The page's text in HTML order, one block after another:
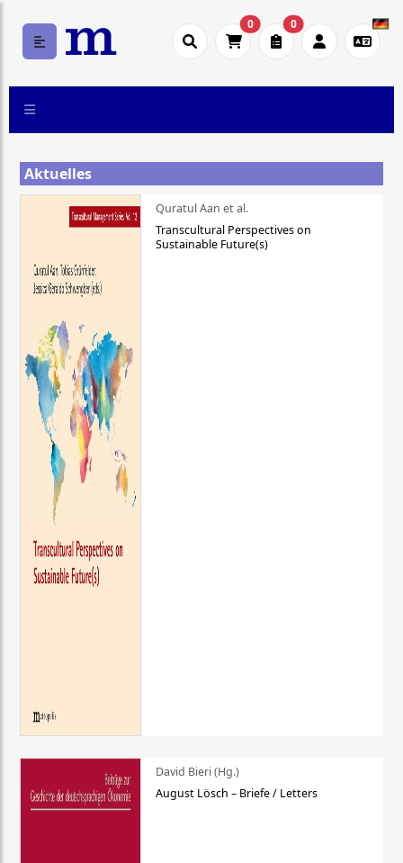
0 0
Aktuelles
Quratul Aan et al.
Transcultural Perspectives on
Sustainable Future(s)
David Bieri (Hg.)
August Lösch – Briefe / Letters